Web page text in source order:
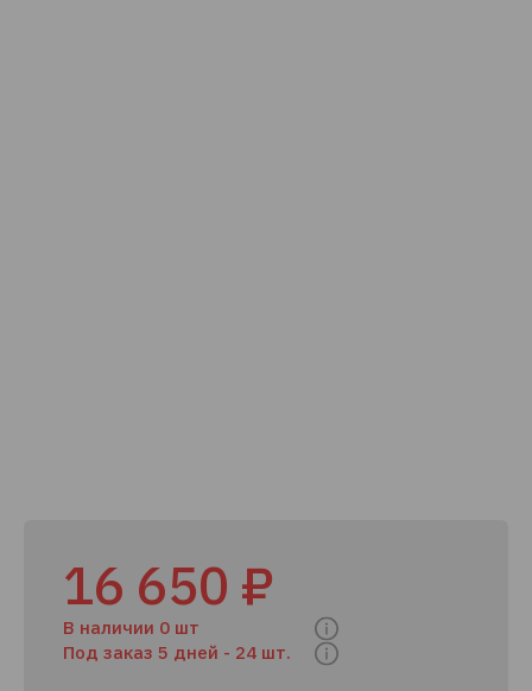
16 650 ₽
В наличии 0 шт
Под заказ 5 дней - 24 шт.